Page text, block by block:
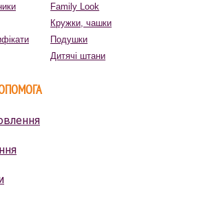
Family Look
Кружки, чашки
Подушки
Дитячі штани